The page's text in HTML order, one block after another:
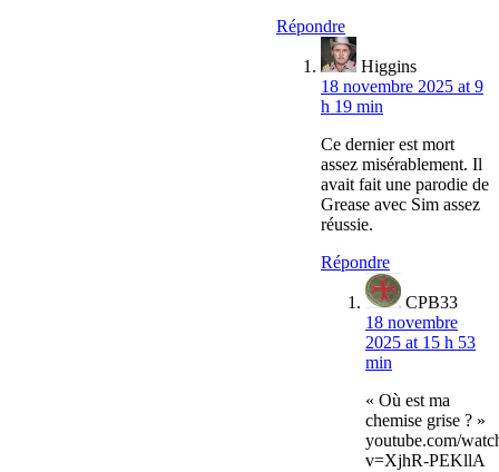
Répondre
Higgins
18 novembre 2025 at 9
h 19 min
Ce dernier est mort
assez misérablement. Il
avait fait une parodie de
Grease avec Sim assez
réussie.
Répondre
CPB33
18 novembre
2025 at 15 h 53
min
« Où est ma
chemise grise ? »
youtube.com/
v=XjhR-PEKllA